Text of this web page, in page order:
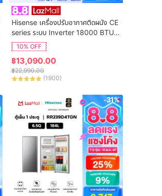
Hisense เครื่องปรับอากาศติดผนัง CE
series ระบบ Inverter 18000 BTU รุ่
น AS-18TRCE2T (ไม่รวมค่าติดตั้ง)
10% OFF
฿13,090.00
฿22,990.00
(1900)
-31%